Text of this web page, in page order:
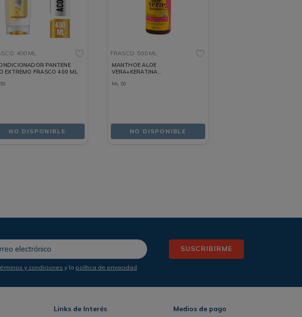
400 ML
PANTENE
EXTREMO FRASCO 400 ML
$0
NO DISPONIBLE
FRASCO 500 ML
MANTHOE ALOE
VERA+KERATINA
ML
ML $0
NO DISPONIBLE
SUSCRIBIRME
y condiciones y la política de privacidad
Links de Interés Medios de pago